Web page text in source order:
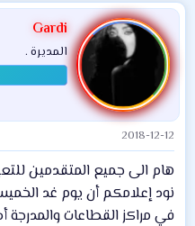
Gardi
المديرة .
2018-12-12
هام الى جميع المتقدمين
نود إعلامكم أن يوم غد
في مراكز القطاعات والمدرجة